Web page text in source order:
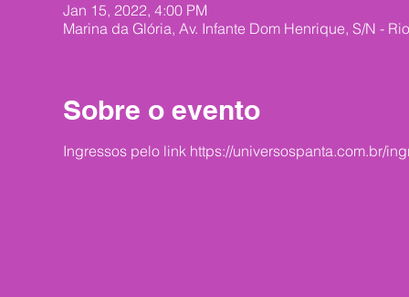
Jan 15, 2022, 4:00 PM
Marina da Glória, Av. Infante Dom Henrique, S/N -
Sobre o evento
Ingressos pelo link https://universospanta.com.br/